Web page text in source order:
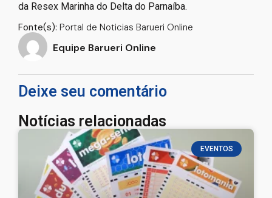
da Resex Marinha do Delta do Parnaíba.
Fonte(s): Portal de Noticias Barueri Online
Equipe Barueri Online
Deixe seu comentário
Notícias relacionadas
EVENTOS